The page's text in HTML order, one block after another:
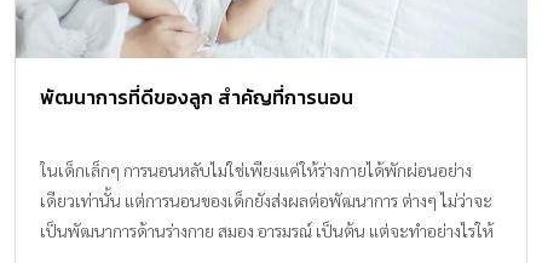
พัฒนาการที่ดีของลูก สำคัญที่การนอน
ในเด็กเล็กๆ การนอนหลับไม่ใช่เพียงแค่ให้ร่างกายได้พักผ่อนอย่าง
เดียวเท่านั้น แต่การนอนของเด็กยังส่งผลต่อพัฒนาการ ต่างๆ ไม่ว่าจะ
เป็นพัฒนาการด้านร่างกาย สมอง อารมรณ์ เป็นต้น แต่จะทำอย่างไรให้